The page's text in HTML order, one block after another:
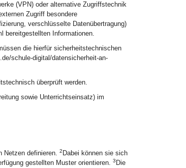
(VPN) oder alternative Zugriffstechnik
Zugriff besondere
verschlüsselte Datenübertragung)
bereitgestellten Informationen.
die hierfür sicherheitstechnischen
schule-digital/datensicherheit-an-
überprüft werden.
sowie Unterrichtseinsatz) im
Netzen definieren. 2 Dabei können sie sich
gestellten Muster orientieren. 3 Die